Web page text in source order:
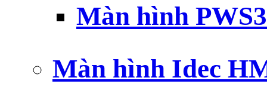
Màn hình
Màn hình Idec